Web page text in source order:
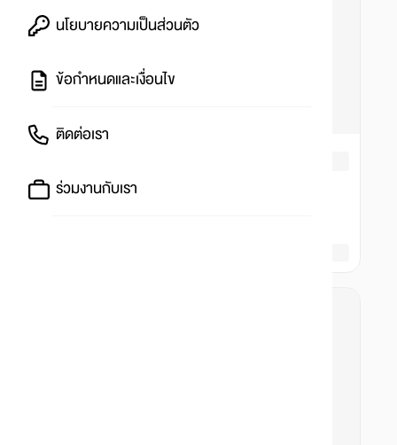
นโยบายความเป็นส่วนตัว
ข้อกำหนดและเงื่อนไข
ติดต่อเรา
ร่วมงานกับเรา